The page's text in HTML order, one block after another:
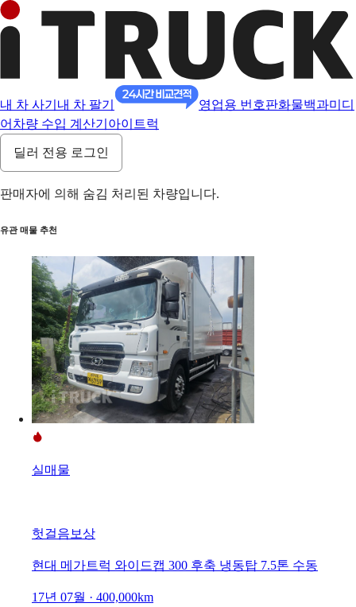
내 차 사기 내 차 팔기 영업용 번호판화물백과미디
어 차량 수입 계산기 아이트럭
딜러 전용 로그인
판매자에 의해 숨김 처리된 차량입니다.
유관 매물 추천
실매물
헛걸음보상
현대 메가트럭 와이드캡 300 후축 냉동탑 7.5톤 수동
17년 07월 · 400,000km